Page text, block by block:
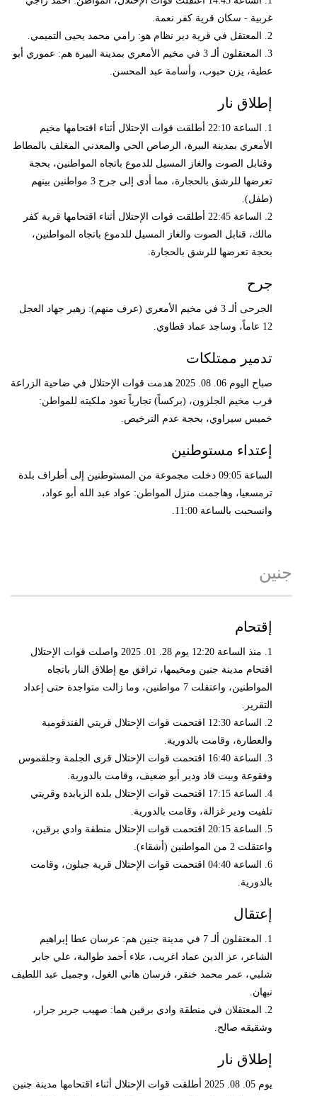
غربية - سكان قرية كفر نعمة.
2. المعتقل في قرية دير نظام هو: رامي محمد يحيى التميمي.
3. المعتقلون ألـ 3 في مخيم الأمعري بمدينة البيرة هم: عموري أبو
عطية، يزن حبوب، وأسامة عبد المحسن.
إطلاق نار
1. الساعة 22:10 أطلقت قوات الإحتلال أثناء اقتحامها مخيم
الأمعري بمدينة البيرة، الرصاص الحي والمعدني المغلف بالمطاط
وقنابل الصوت والغاز المسيل للدموع باتجاه المواطنين، بحجة
تعرضها للرشق بالحجارة، مما أدى إلى جرح 3 مواطنين بينهم
(طفل).
2. الساعة 22:45 أطلقت قوات الإحتلال أثناء اقتحامها قرية كفر
مالك، قنابل الصوت والغاز المسيل للدموع باتجاه المواطنين،
بحجة تعرضها للرشق بالحجارة.
جرح
الجرحى ألـ 3 في مخيم الأمعري (عرف منهم): زهير جهاد العجل
12 عاماً، وساجد عماد قطاوي.
تدمير ممتلكات
صباح اليوم 06. 08. 2025 هدمت قوات الإحتلال في ضاحية الزراعة
قرب مخيم الجلزون، (بركساً) تجارياً تعود ملكيته للمواطن:
خميس سيراوي، بحجة عدم الترخيص.
إعتداء مستوطنين
الساعة 09:05 دخلت مجموعة من المستوطنين إلى أطراف بلدة
ترمسعيا، وهاجمت منزل المواطن: عواد عبد الله أبو عواد،
وانسحبت بالساعة 11:00.
جنين
إقتحام
1. منذ الساعة 12:20 يوم 28. 01. 2025 واصلت قوات الإحتلال
اقتحام مدينة جنين ومخيمها، ترافق مع إطلاق النار باتجاه
المواطنين، واعتقلت 7 مواطنين، وما زالت متواجدة حتى إعداد
التقرير.
2. الساعة 12:30 اقتحمت قوات الإحتلال قريتي الفندقومية
والعطارة، وقامت بالدورية.
3. الساعة 16:40 اقتحمت قوات الإحتلال قرى الجلمة وجلقموس
وفقوعة وبيت قاد ودير أبو ضعيف، وقامت بالدورية.
4. الساعة 17:15 اقتحمت قوات الإحتلال بلدة الزبابدة وقريتي
تلفيت ودير غزالة، وقامت بالدورية.
5. الساعة 20:15 اقتحمت قوات الإحتلال منطقة وادي برقين،
واعتقلت 2 من المواطنين (أشقاء).
6. الساعة 04:40 اقتحمت قوات الإحتلال قرية جبلون، وقامت
بالدورية.
إعتقال
1. المعتقلون ألـ 7 في مدينة جنين هم: عرسان عطا إبراهيم
الشاعر، عز الدين عماد اغريب، علاء أحمد طوالبة، علي جابر
شلبي، عمر محمد خنقر، فرسان هاني الغول، وجميل عبد اللطيف
نبهان.
2. المعتقلان في منطقة وادي برقين هما: صهيب جرير جرار،
وشقيقه صالح.
إطلاق نار
يوم 05. 08. 2025 أطلقت قوات الإحتلال أثناء اقتحامها مدينة جنين